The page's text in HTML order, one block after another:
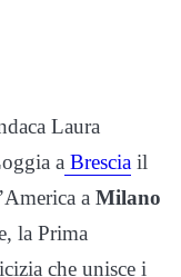
Laura
a Brescia il
a Milano
la Prima
che unisce i